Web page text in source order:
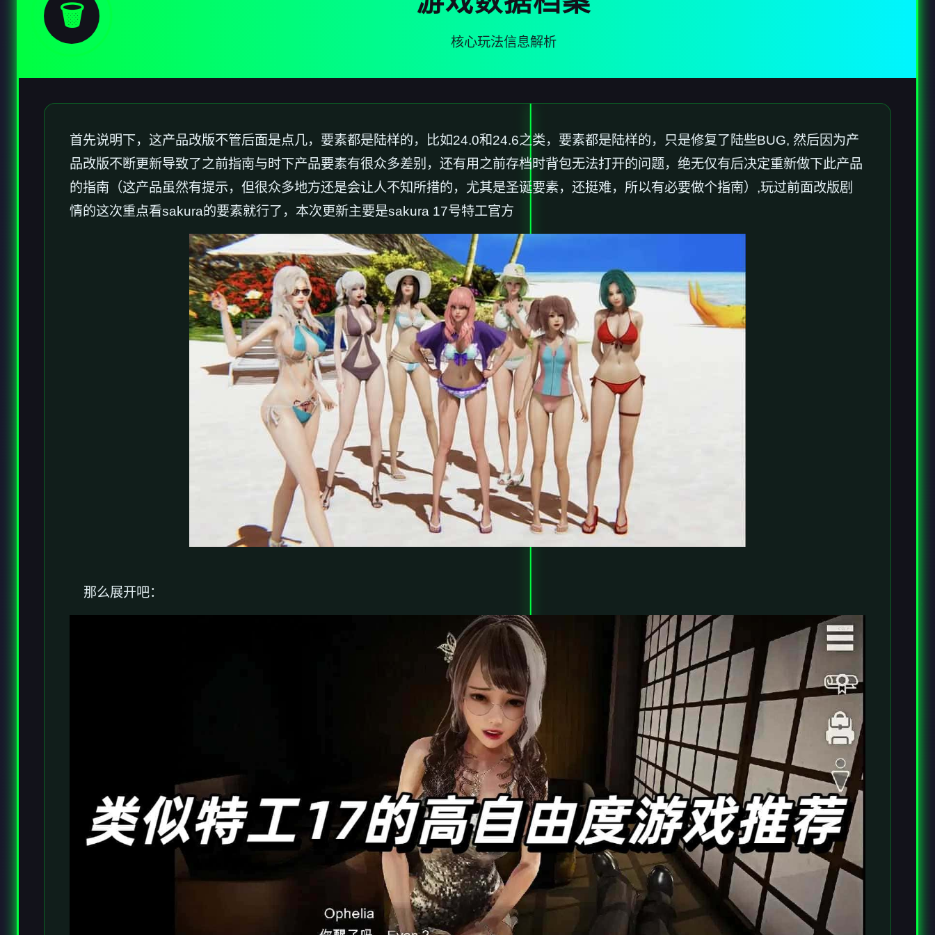
🗑️
核心玩法信息解析
首先说明下，这产品改版不管后面是点几，要素都是陆样的，比如24.0和24.6之类，要素都是陆样的，只是修复了陆些BUG, 然后因为产
品改版不断更新导致了之前指南与时下产品要素有很众多差别，还有用之前存档时背包无法打开的问题，绝无仅有后决定重新做下此产品
的指南（这产品虽然有提示，但很众多地方还是会让人不知所措的，尤其是圣诞要素，还挺难，所以有必要做个指南）,玩过前面改版剧
情的这次重点看sakura的要素就行了，本次更新主要是sakura 17号特工官方
那么展开吧：